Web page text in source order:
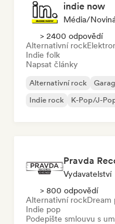
indie now
Média/
> 2400 odpovědí
Alternativní rock
Indie folk
Napsat články
Alternativní rock
Indie rock
K-Pop/J-
Pravda
Vydavatelství
> 800 odpovědí
Alternativní rockDream
Indie pop
Podepište smlouvu s